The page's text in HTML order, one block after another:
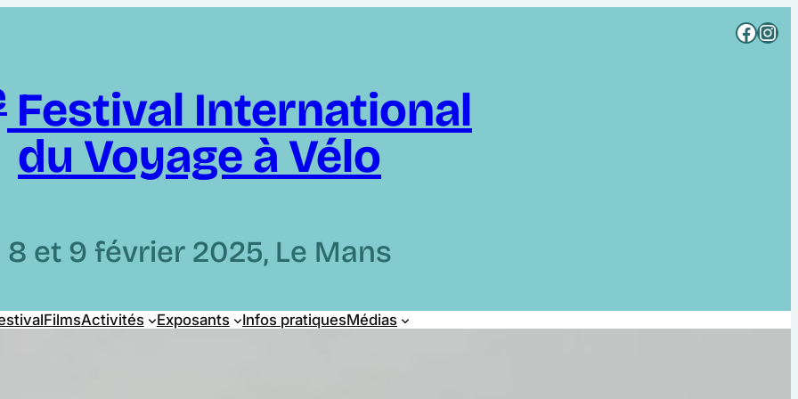
Rejoignez CCI sur Facebook Rejoignez CCI sur Instagram
Festival International
du Voyage à Vélo
8 et 9 février 2025, Le Mans
FilmsActivités Exposants Infos pratiquesMédias